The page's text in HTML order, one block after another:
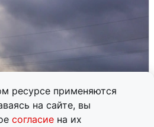
ресурсе применяются
на сайте, вы
согласие на их